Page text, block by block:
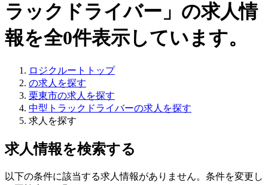
ラックドライバー」の求人情
報を全0件表示しています。
ロジクルートトップ
の求人を探す
栗東市の求人を探す
中型トラックドライバーの求人を探す
求人を探す
求人情報を検索する
以下の条件に該当する求人情報がありません。条件を変更し